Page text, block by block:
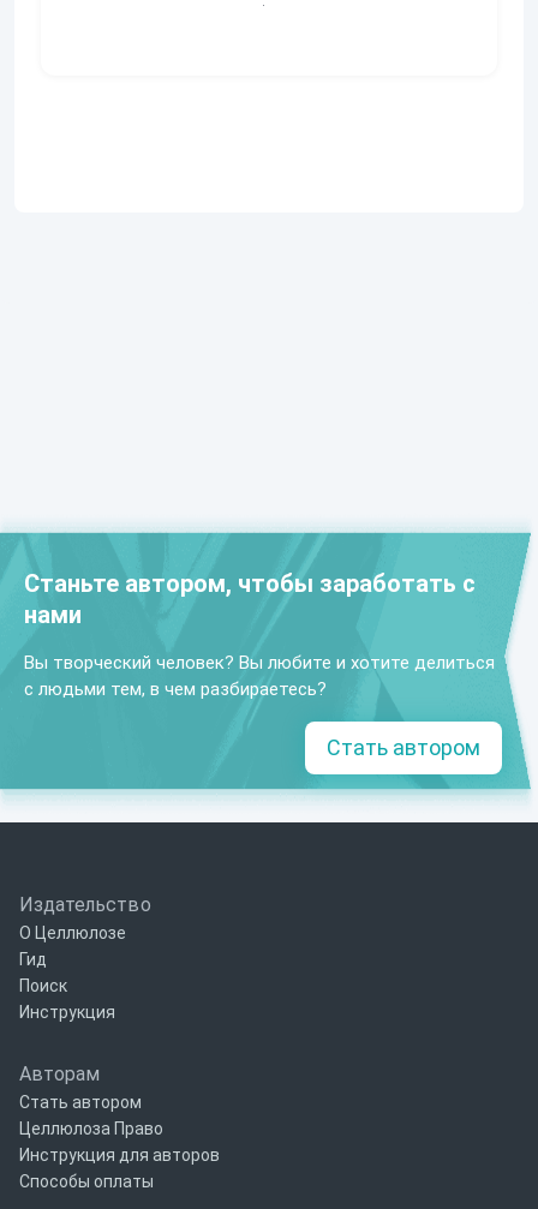
Станьте автором, чтобы заработать с
нами
Вы творческий человек? Вы любите и хотите делиться
с людьми тем, в чем разбираетесь?
Стать автором
Издательство
О Целлюлозе
Гид
Поиск
Инструкция
Авторам
Стать автором
Целлюлоза Право
Инструкция для авторов
Способы оплаты